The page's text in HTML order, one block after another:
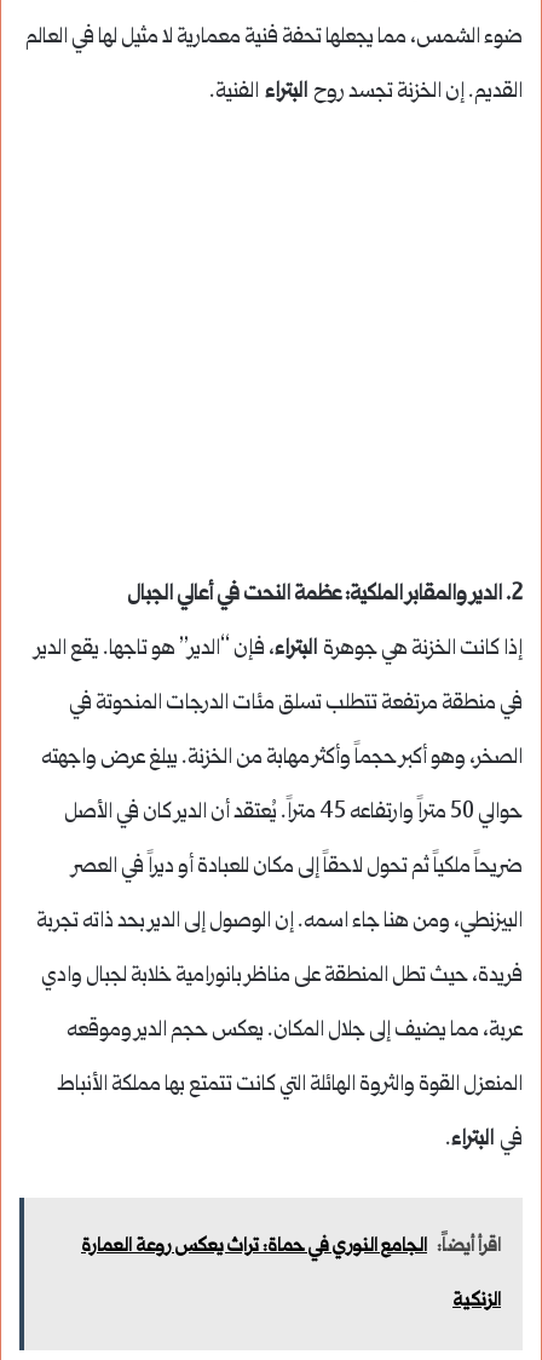
ضوء الشمس، مما يجعلها تحفة فنية معمارية لا مثيل لها في العالم
القديم. إن الخزنة تجسد روح البتراء الفنية.
2. الدير والمقابر الملكية: عظمة النحت في أعالي الجبال
إذا كانت الخزنة هي جوهرة البتراء، فإن “الدير” هو تاجها. يقع الدير
في منطقة مرتفعة تتطلب تسلق مئات الدرجات المنحوتة في
الصخر، وهو أكبر حجماً وأكثر مهابة من الخزنة. يبلغ عرض واجهته
حوالي 50 متراً وارتفاعه 45 متراً. يُعتقد أن الدير كان في الأصل
ضريحاً ملكياً ثم تحول لاحقاً إلى مكان للعبادة أو ديراً في العصر
البيزنطي، ومن هنا جاء اسمه. إن الوصول إلى الدير بحد ذاته تجربة
فريدة، حيث تطل المنطقة على مناظر بانورامية خلابة لجبال وادي
عربة، مما يضيف إلى جلال المكان. يعكس حجم الدير وموقعه
المنعزل القوة والثروة الهائلة التي كانت تتمتع بها مملكة الأنباط
في البتراء.
اقرأ أيضاً: الجامع النوري في حماة: تراث يعكس روعة العمارة
الزنكية